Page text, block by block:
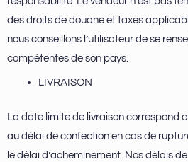
des droits de douane et taxes
nous conseillons l’utilisateur de se
compétentes de son pays.
LIVRAISON
La date limite de livraison correspond
au délai de confection en cas de
le délai d’acheminement. Nos délais